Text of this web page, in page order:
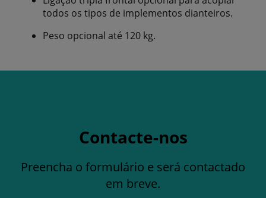
todos os tipos de implementos dianteiros.
Peso opcional até 120 kg.
Contacte-nos
Preencha o formulário e será contactado
em breve.